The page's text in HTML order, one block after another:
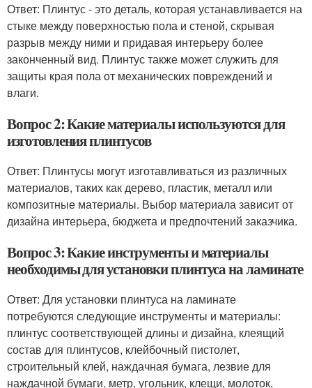
Ответ: Плинтус - это деталь, которая устанавливается на
стыке между поверхностью пола и стеной, скрывая
разрыв между ними и придавая интерьеру более
законченный вид. Плинтус также может служить для
защиты края пола от механических повреждений и
влаги.
Вопрос 2: Какие материалы используются для
изготовления плинтусов
Ответ: Плинтусы могут изготавливаться из различных
материалов, таких как дерево, пластик, металл или
композитные материалы. Выбор материала зависит от
дизайна интерьера, бюджета и предпочтений заказчика.
Вопрос 3: Какие инструменты и материалы
необходимы для установки плинтуса на ламинате
Ответ: Для установки плинтуса на ламинате
потребуются следующие инструменты и материалы:
плинтус соответствующей длины и дизайна, клеящий
состав для плинтусов, клейбочный пистолет,
строительный клей, наждачная бумага, лезвие для
наждачной бумаги, метр, угольник, клещи, молоток,